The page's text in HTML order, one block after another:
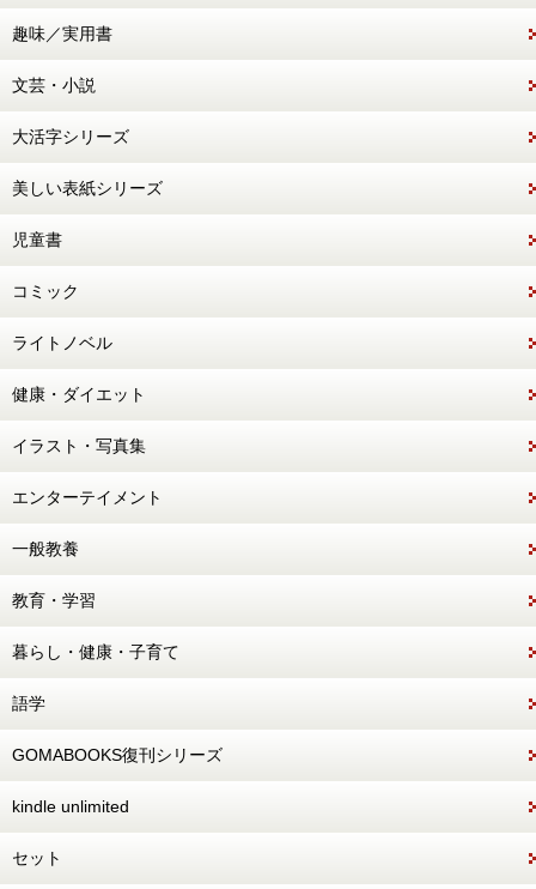
趣味／実用書
文芸・小説
大活字シリーズ
美しい表紙シリーズ
児童書
コミック
ライトノベル
健康・ダイエット
イラスト・写真集
エンターテイメント
一般教養
教育・学習
暮らし・健康・子育て
語学
GOMABOOKS復刊シリーズ
kindle unlimited
セット